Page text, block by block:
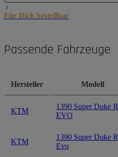
Für Dich bestellbar
Passende Fahrzeuge
Hersteller Modell
KTM
1390 Super Duke R
EVO
KTM
1390 Super Duke R
Evo